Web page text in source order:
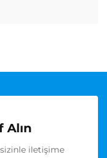
Alın
iletişime